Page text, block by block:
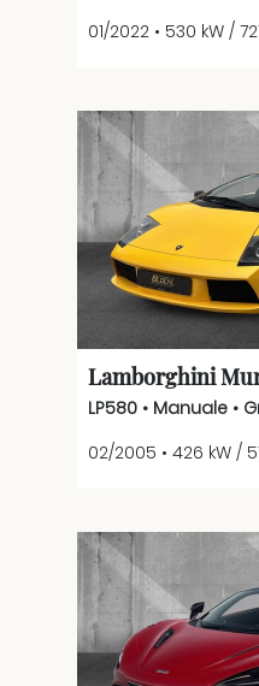
01/2022 • 530 kW /
Lamborghini
LP580 • Manuale •
02/2005 • 426 kW /